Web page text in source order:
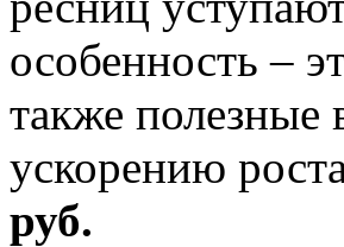
особенность –
также полезные
ускорению
руб.